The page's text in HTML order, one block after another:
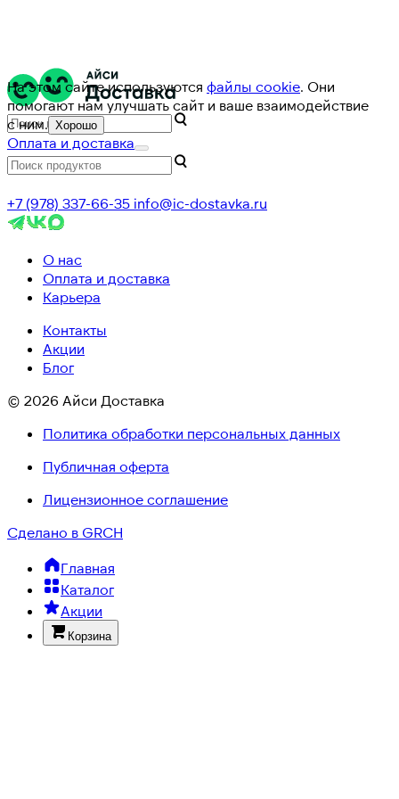
На этом сайте используются файлы cookie. Они
помогают нам улучшать сайт и ваше взаимодействие
с ним. Хорошо
Оплата и доставка
+7 (978) 337-66-35 info@ic-dostavka.ru
О нас
Оплата и доставка
Карьера
Контакты
Акции
Блог
© 2026 Айси Доставка
Политика обработки персональных данных
Публичная оферта
Лицензионное соглашение
Сделано в GRCH
Главная
Каталог
Акции
Корзина